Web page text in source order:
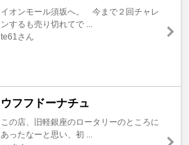
イオンモール須坂へ。 今まで２回チャレ
ンするも売り切れてで ...
te61さん
ウフフドーナチュ
この店、旧軽銀座のロータリーのところに
あったなーと思い、初 ...